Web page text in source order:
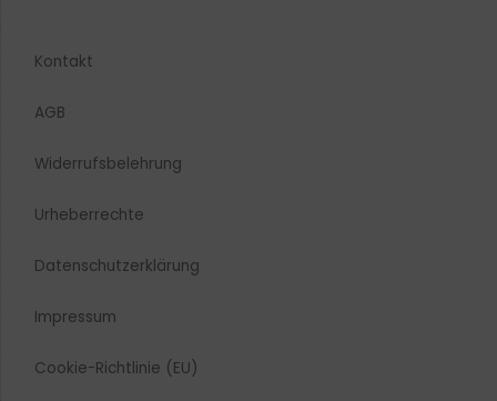
Kontakt
AGB
Widerrufsbelehrung
Urheberrechte​
Datenschutzerklärung
Impressum
Cookie-Richtlinie (EU)